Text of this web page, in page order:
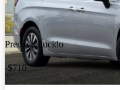
Precio reducido
-$710